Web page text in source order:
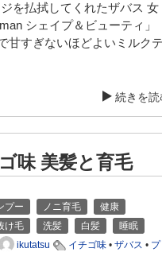
を払拭してくれたザバス 女
シェイプ＆ビューティ」
甘すぎないほどよいミルクテ
続きを読
味 美髪と育毛
プー ノニ育毛
健康
け毛 洗髪 白髪
睡眠
ikutatsu イチゴ味 •ザバス • プ